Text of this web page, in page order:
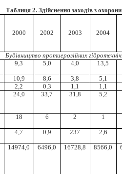
Таблиця 2. Здійснення заходів з
2000 2002 2003 2004
Будівництво протиерозійних
9,3 5,0 4,0 13,5
10,9 8,6 3,8 5,1
2,2 0,3 1,1 1,1
24,0 33,7 31,8 5,2
18 6 2 1
4,7 0,9 237 2,6
14974,0 6496,0 16728,8 8566,0